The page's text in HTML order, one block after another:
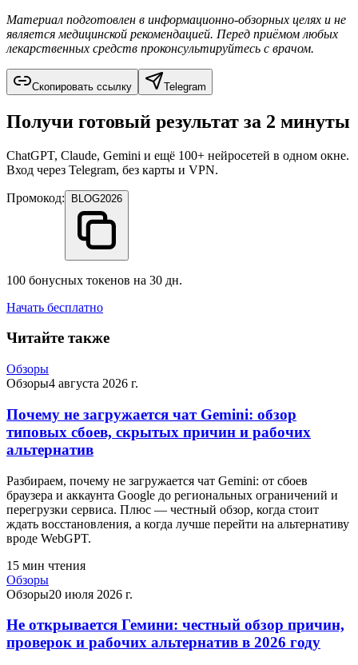
Материал подготовлен в информационно-обзорных целях и не
является медицинской рекомендацией. Перед приёмом любых
лекарственных средств проконсультируйтесь с врачом.
Скопировать ссылку Telegram
Получи готовый результат за 2 минуты
ChatGPT, Claude, Gemini и ещё 100+ нейросетей в одном окне.
Вход через Telegram, без карты и VPN.
Промокод: BLOG2026
100 бонусных токенов на 30 дн.
Начать бесплатно
Читайте также
Обзоры
Обзоры4 августа 2026 г.
Почему не загружается чат Gemini: обзор
типовых сбоев, скрытых причин и рабочих
альтернатив
Разбираем, почему не загружается чат Gemini: от сбоев
браузера и аккаунта Google до региональных ограничений и
перегрузки сервиса. Плюс — честный обзор, когда стоит
ждать восстановления, а когда лучше перейти на альтернативу
вроде WebGPT.
15 мин чтения
Обзоры
Обзоры20 июля 2026 г.
Не открывается Гемини: честный обзор причин,
проверок и рабочих альтернатив в 2026 году